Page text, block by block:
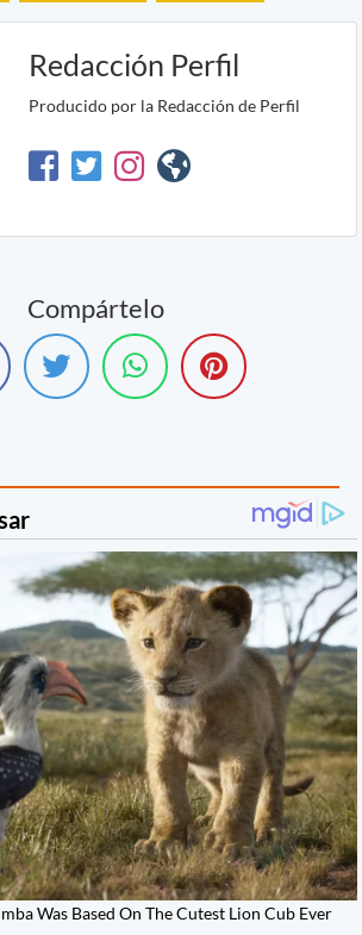
Redacción Perfil
Producido por la Redacción de Perfil
Compártelo